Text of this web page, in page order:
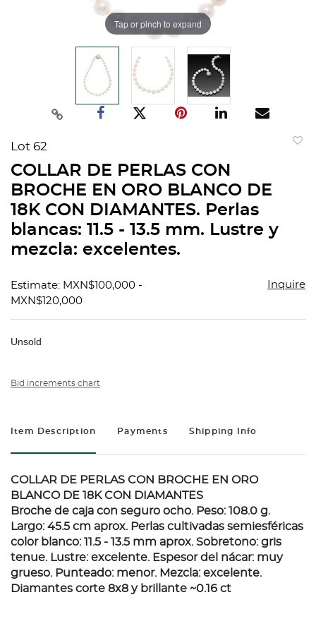
Tap or pinch to expand
Lot 62
COLLAR DE PERLAS CON
BROCHE EN ORO BLANCO DE
18K CON DIAMANTES. Perlas
blancas: 11.5 - 13.5 mm. Lustre y
mezcla: excelentes.
Estimate: MXN$100,000 -
MXN$120,000
Inquire
Unsold
Bid increments chart
Item Description Payments Shipping Info
COLLAR DE PERLAS CON BROCHE EN ORO
BLANCO DE 18K CON DIAMANTES
Broche de caja con seguro ocho. Peso: 108.0 g.
Largo: 45.5 cm aprox. Perlas cultivadas semiesféricas
color blanco: 11.5 - 13.5 mm aprox. Sobretono: gris
tenue. Lustre: excelente. Espesor del nácar: muy
grueso. Punteado: menor. Mezcla: excelente.
Diamantes corte 8x8 y brillante ~0.16 ct